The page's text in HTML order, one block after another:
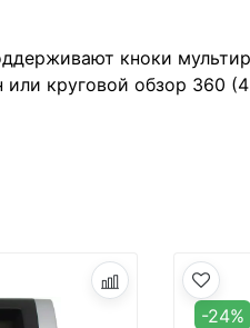
кноки
или круговой обзор 360
-24%